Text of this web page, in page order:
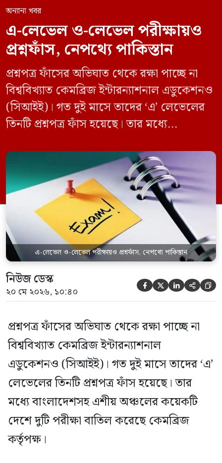
অন্যান্য খবর
এ-লেভেল ও-লেভেল পরীক্ষায়ও
প্রশ্নফাঁস, নেপথ্যে পাকিস্তান
প্রশ্নপত্র ফাঁসের অভিঘাত থেকে রক্ষা পাচ্ছে না
বিশ্ববিখ্যাত কেমব্রিজ ইন্টারন্যাশনাল এডুকেশনও
(সিআইই)। গত দুই মাসে তাদের ‘এ’ লেভেলের
তিনটি প্রশ্নপত্র ফাঁস হয়েছে। তার মধ্যে
পরীক্ষা বাতিল করেছে কেমব্রিজ কর্তৃপক্ষ। এবারই
প্রথম নয়, এর আগে ২০২৪ সালে একটি এবং
২০২৫ সালে চারটিসহ আরও কয়েকটি পরীক্ষার
প্রশ্নপত্র ফাঁস হয়েছে। এ ছাড়া […]
এ-লেভেল ও-লেভেল পরীক্ষায়ও প্রশ্নফাঁস, নেপথ্যে পাকিস্তান
নিউজ ডেস্ক
২০ মে ২০২৬, ১০:৪০     
প্রশ্নপত্র ফাঁসের অভিঘাত থেকে রক্ষা পাচ্ছে না
বিশ্ববিখ্যাত কেমব্রিজ ইন্টারন্যাশনাল
এডুকেশনও (সিআইই)। গত দুই মাসে তাদের ‘এ’
লেভেলের তিনটি প্রশ্নপত্র ফাঁস হয়েছে। তার
মধ্যে বাংলাদেশসহ এশীয় অঞ্চলের কয়েকটি
দেশে দুটি পরীক্ষা বাতিল করেছে কেমব্রিজ
কর্তৃপক্ষ।